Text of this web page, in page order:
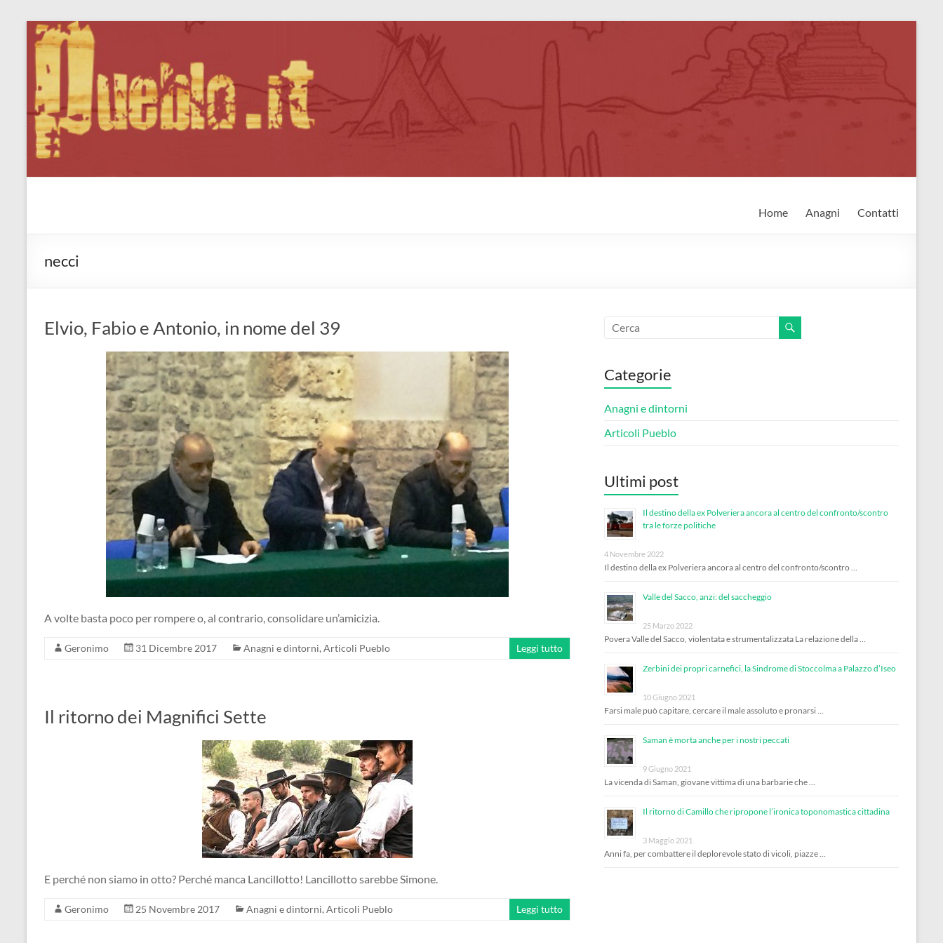
Salta
Home Anagni Contatti
necci
Elvio, Fabio e Antonio, in nome del 39
A volte basta poco per rompere o, al contrario, consolidare un’amicizia.
Geronimo 31 Dicembre 2017 Anagni e dintorni, Articoli Pueblo Leggi tutto
Il ritorno dei Magnifici Sette
E perché non siamo in otto? Perché manca Lancillotto! Lancillotto sarebbe Simone.
Geronimo 25 Novembre 2017 Anagni e dintorni, Articoli Pueblo Leggi tutto
Categorie
Anagni e dintorni
Articoli Pueblo
Ultimi post
Il destino della ex Polveriera ancora al centro del confronto/scontro
tra le forze politiche
4 Novembre 2022
Il destino della ex Polveriera ancora al centro del confronto/scontro …
Valle del Sacco, anzi: del saccheggio
25 Marzo 2022
Povera Valle del Sacco, violentata e strumentalizzata La relazione della …
Zerbini dei propri carnefici, la Sindrome di Stoccolma a Palazzo d’Iseo
10 Giugno 2021
Farsi male può capitare, cercare il male assoluto e pronarsi …
Saman è morta anche per i nostri peccati
9 Giugno 2021
La vicenda di Saman, giovane vittima di una barbarie che …
Il ritorno di Camillo che ripropone l’ironica toponomastica cittadina
3 Maggio 2021
Anni fa, per combattere il deplorevole stato di vicoli, piazze …